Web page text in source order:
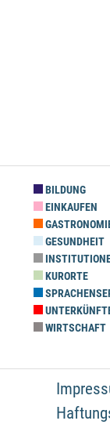
BILDUNG
EINKAUFEN
GESUNDHEIT
KURORTE
WIRTSCHAFT